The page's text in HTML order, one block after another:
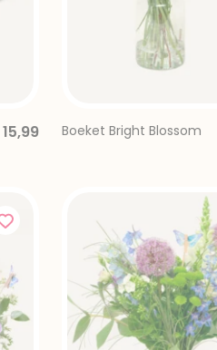
15,99 Boeket Bright Blossom